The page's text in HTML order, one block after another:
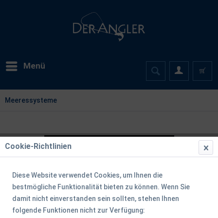
Menü
Meeressysteme
Cookie-Richtlinien
Diese Website verwendet Cookies, um Ihnen die
bestmögliche Funktionalität bieten zu können. Wenn Sie
damit nicht einverstanden sein sollten, stehen Ihnen
folgende Funktionen nicht zur Verfügung: